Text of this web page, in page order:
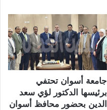
جامعة أسوان تحتفي
برئيسها الدكتور لؤي سعد
الدين بحضور محافظ أسوان